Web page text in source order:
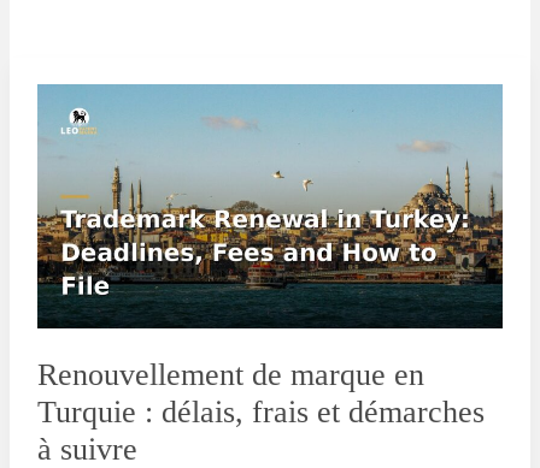
Renouvellement de marque en
Turquie : délais, frais et démarches
à suivre
Turquie
:
délais,
frais
et
à
suivre